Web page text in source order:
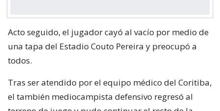
Acto seguido, el jugador cayó al vacío por medio de
una tapa del Estadio Couto Pereira y preocupó a
todos.
Tras ser atendido por el equipo médico del Coritiba,
el también mediocampista defensivo regresó al